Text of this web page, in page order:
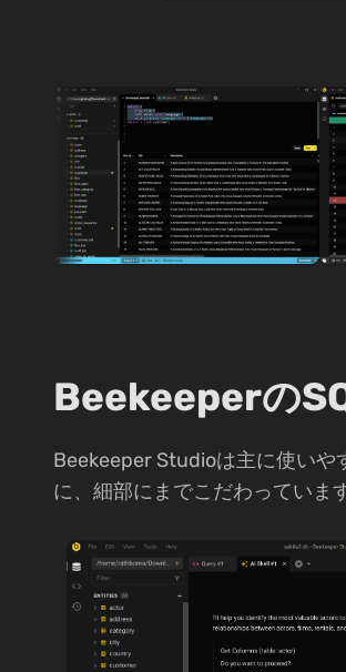
Beekeeperの
Beekeeper Studioは主に使いや
に、細部にまでこだわっています